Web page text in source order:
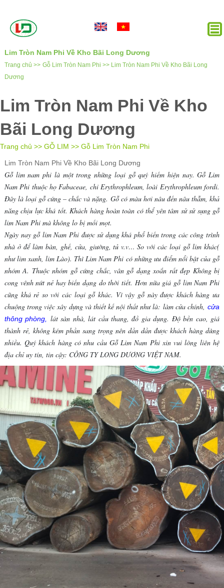
Lim Tròn Nam Phi Về Kho Bãi Long Dương
Trang chủ >> Gỗ Lim Tròn Nam Phi >> Lim Tròn Nam Phi Về Kho Bãi Long
Dương
Lim Tròn Nam Phi Về Kho
Bãi Long Dương
Trang chủ >> GỖ LIM >> Gỗ Lim Tròn Nam Phi
Lim Tròn Nam Phi Về Kho Bãi Long Dương
Gỗ lim nam phi là một trong những loại gỗ quý hiếm hiện nay. Gỗ Lim
Nam Phi thuộc họ Fabaceae, chi Erythrophleum, loài Erythrophleum fordi.
Đây là loại gỗ cứng – chắc và nặng. Gỗ có màu hơi nâu đến nâu thẫm, khả
năng chịu lực khá tốt. Khách hàng hoàn toàn có thể yên tâm sử sử sụng gỗ
lim Nam Phi mà không lo bị mối mọt.
Ngày nay gỗ lim Nam Phi được sử dụng khá phổ biến trong các công trình
nhà ở để làm bàn, ghế, cửa, giường, tủ v.v… So với các loại gỗ lim khác(
như lim xanh, lim Lào). Thì Lim Nam Phi có những ưu điểm nổi bật của gỗ
nhóm A. Thuộc nhóm gỗ cứng chắc, vân gỗ dạng xoắn rất đẹp Không bị
cong vênh nứt nẻ hay biến dạng do thời tiết. Hơn nữa giá gỗ lim Nam Phi
cũng khá rẻ so với các loại gỗ khác. Vì vậy gỗ này được khách hàng ưa
chuộng trong việc xây dựng và thiết kế nội thất như là: làm cửa chính,cửa
thông phòng
lát sàn nhà, lát cầu thang, đồ gia dụng. Độ bền cao, giá
thành rẻ, không kém phần sang trọng nên dần dần được khách hàng dùng
nhiều. Quý khách hàng có nhu cầu Gỗ Lim Nam Phi xin vui lòng liên hệ
địa chỉ uy tín, tin cậy: CÔNG TY LONG DƯƠNG VIỆT NAM.